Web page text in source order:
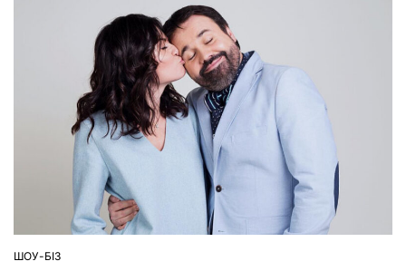
ОПУБЛІКУВАТИ
ШОУ-БІЗ